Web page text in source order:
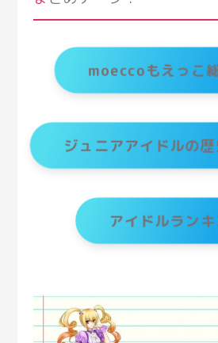
moeccoもえっこ
ジュニアアイドルの
アイドルランキ